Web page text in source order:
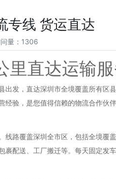
专线 货运直达
量：1306
直达运输
发，直达深圳市全境覆盖所有区
验，是您值得信赖的物流合作伙伴
路覆盖深圳全市区，包括全境覆
配送、工厂搬迁等。每天固定发